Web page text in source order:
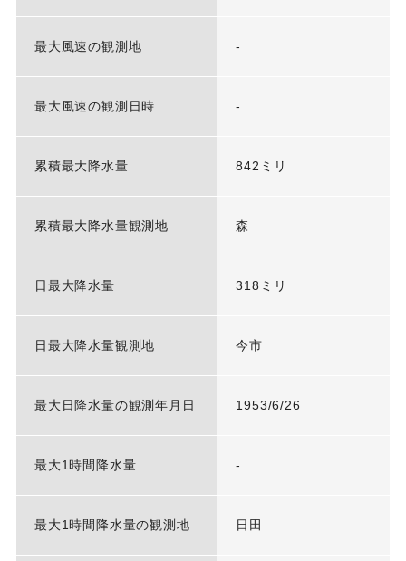
最大風速の観測地 -
最大風速の観測日時 -
累積最大降水量 842ミリ
累積最大降水量観測地 森
日最大降水量 318ミリ
日最大降水量観測地 今市
最大日降水量の観測年月日 1953/6/26
最大1時間降水量 -
最大1時間降水量の観測地 日田